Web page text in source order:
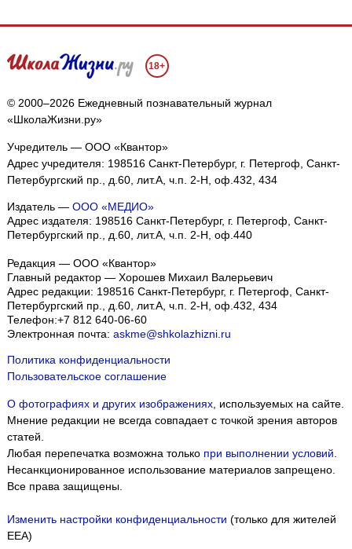
18+
© 2000–2026 Ежедневный познавательный журнал
«ШколаЖизни.ру»
Учредитель — ООО «Квантор»
Адрес учредителя: 198516 Санкт-Петербург, г. Петергоф, Санкт-
Петербургский пр., д.60, лит.А, ч.п. 2-Н, оф.432, 434
Издатель — ООО «МЕДИО»
Адрес издателя: 198516 Санкт-Петербург, г. Петергоф, Санкт-
Петербургский пр., д.60, лит.А, ч.п. 2-Н, оф.440
Редакция — ООО «Квантор»
Главный редактор — Хорошев Михаил Валерьевич
Адрес редакции: 198516 Санкт-Петербург, г. Петергоф, Санкт-
Петербургский пр., д.60, лит.А, ч.п. 2-Н, оф.432, 434
Телефон:+7 812 640-06-60
Электронная почта: askme@shkolazhizni.ru
Политика конфиденциальности
Пользовательское соглашение
О фотографиях и других изображениях, используемых на сайте.
Мнение редакции не всегда совпадает с точкой зрения авторов
статей.
Любая перепечатка возможна только при выполнении условий.
Несанкционированное использование материалов запрещено.
Все права защищены.
Изменить настройки конфиденциальности (только для жителей
EEA)